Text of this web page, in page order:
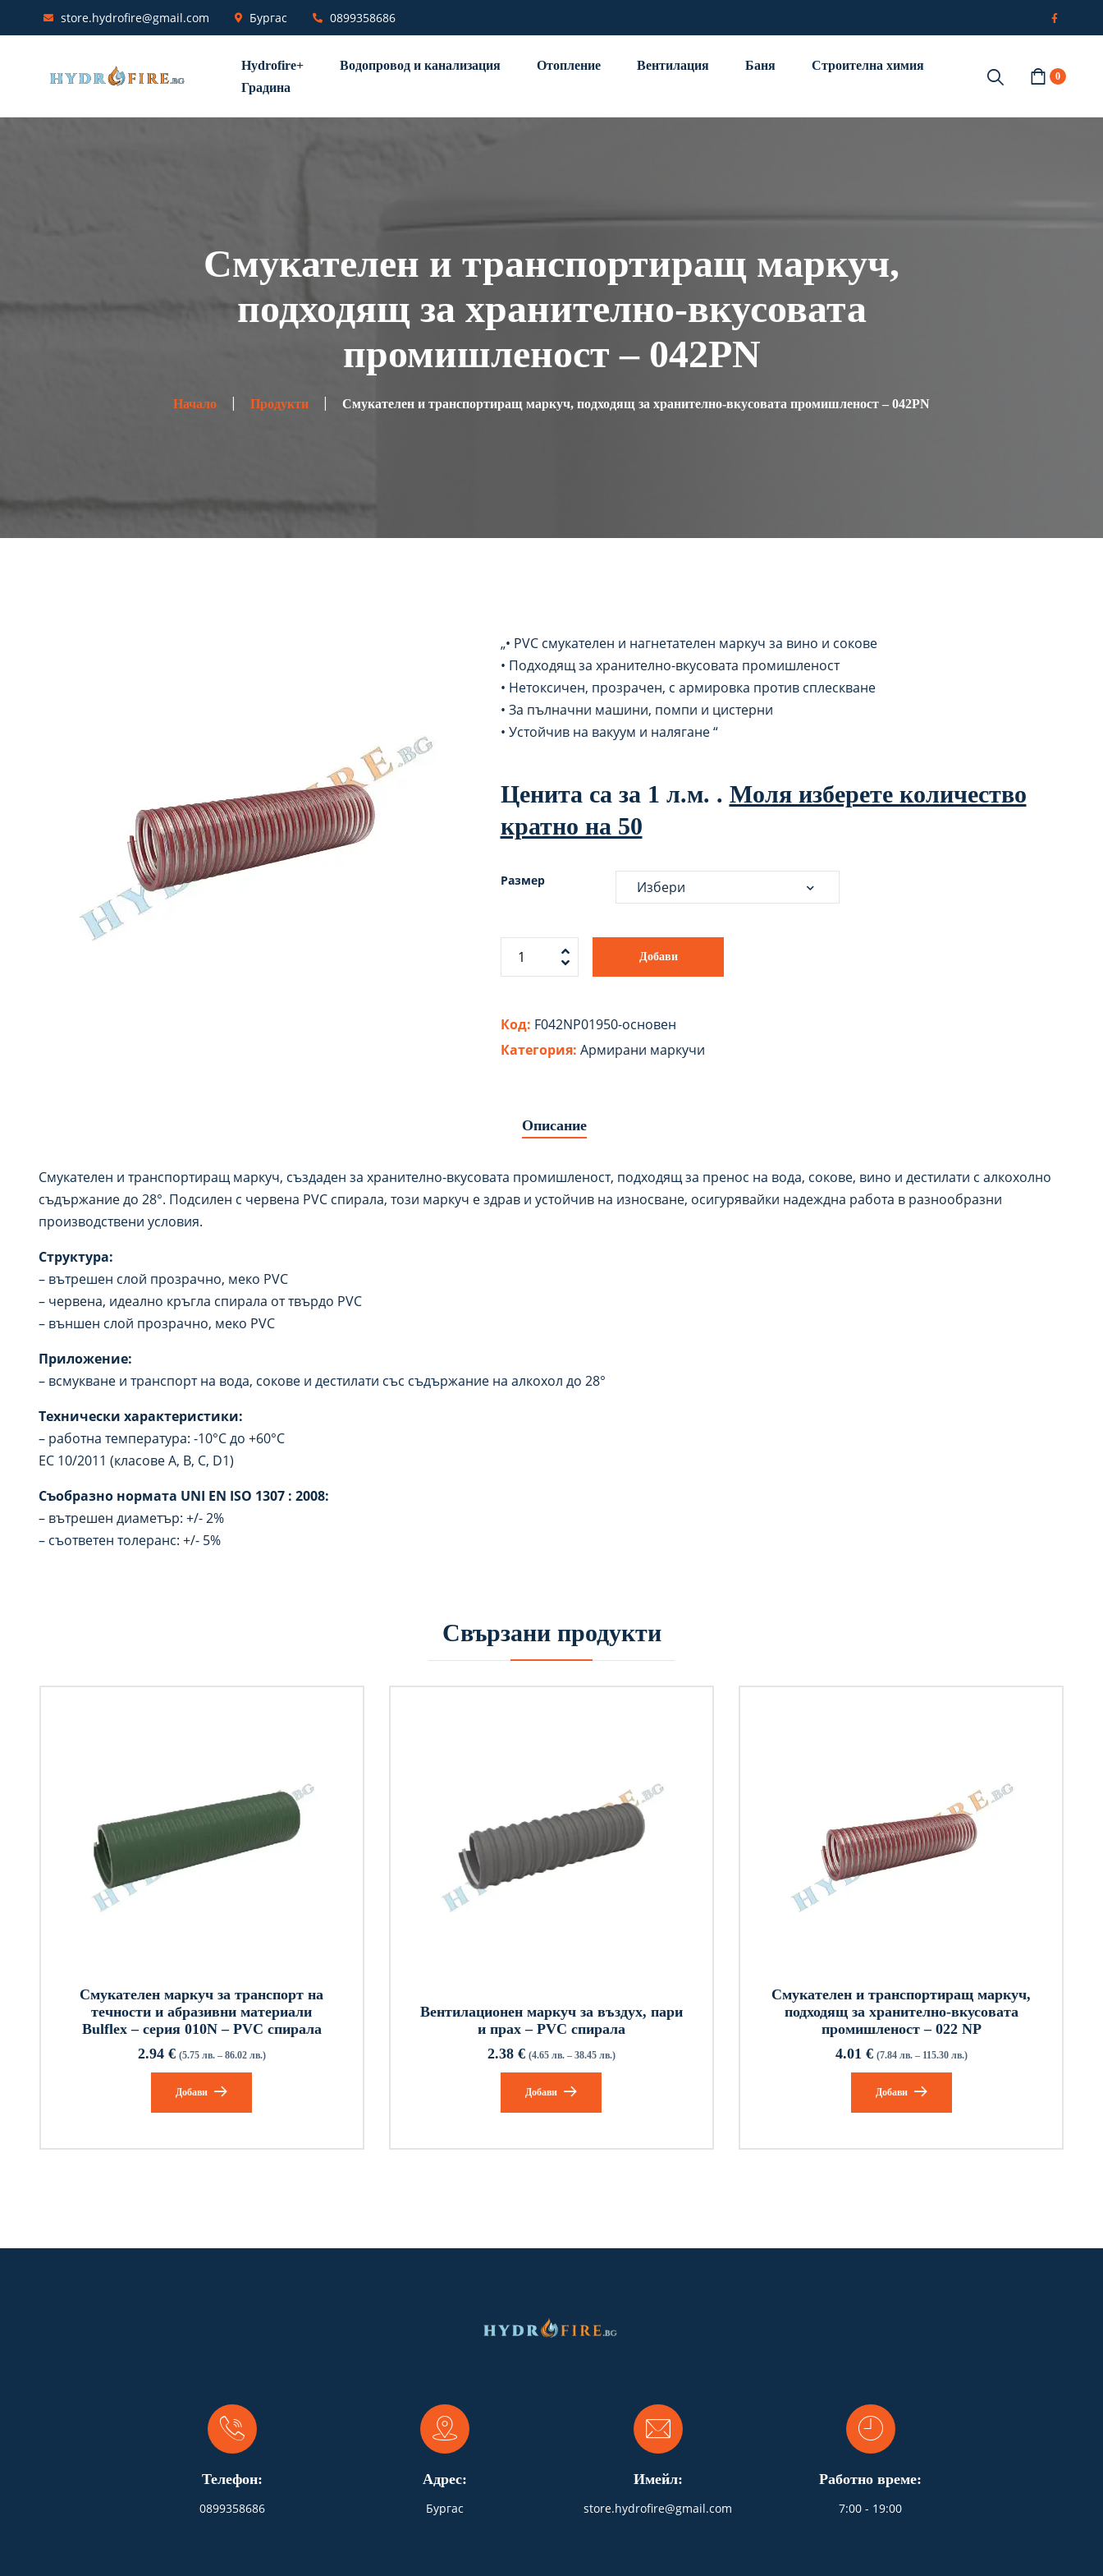
store.hydrofire@gmail.com Бургас 0899358686
Hydrofire+ Водопровод и канализация Отопление Вентилация Баня
Строителна химия
Градина
0
Смукателен и транспортиращ маркуч,
подходящ за хранително-вкусовата
промишленост – 042PN
Начало Продукти Смукателен и транспортиращ маркуч, подходящ за хранително-вкусовата промишленост – 042PN
„• PVC смукателен и нагнетателен маркуч за вино и сокове
• Подходящ за хранително-вкусовата промишленост
• Нетоксичен, прозрачен, с армировка против сплескване
• За пълначни машини, помпи и цистерни
• Устойчив на вакуум и налягане “
Ценита са за 1 л.м. . Моля изберете количество
кратно на 50
Размер
Добави
Код: F042NP01950-основен
Категория: Армирани маркучи
Описание
Смукателен и транспортиращ маркуч, създаден за хранително-вкусовата промишленост, подходящ за пренос на вода, сокове, вино и дестилати с алкохолно
съдържание до 28°. Подсилен с червена PVC спирала, този маркуч е здрав и устойчив на износване, осигурявайки надеждна работа в разнообразни
производствени условия.
Структура:
– вътрешен слой прозрачно, меко PVC
– червена, идеално кръгла спирала от твърдо PVC
– външен слой прозрачно, меко PVC
Приложение:
– всмукване и транспорт на вода, сокове и дестилати със съдържание на алкохол до 28°
Технически характеристики:
– работна температура: -10°C до +60°C
ЕС 10/2011 (класове A, B, C, D1)
Съобразно нормата UNI EN ISO 1307 : 2008:
– вътрешен диаметър: +/- 2%
– съответен толеранс: +/- 5%
Свързани продукти
Смукателен маркуч за транспорт на
течности и абразивни материали
Bulflex – серия 010N – PVC спирала
2.94 € (5.75 лв. – 86.02 лв.)
Добави
Вентилационен маркуч за въздух, пари
и прах – PVC спирала
2.38 € (4.65 лв. – 38.45 лв.)
Добави
Смукателен и транспортиращ маркуч,
подходящ за хранително-вкусовата
промишленост – 022 NP
4.01 € (7.84 лв. – 115.30 лв.)
Добави
Телефон:
0899358686
Адрес:
Бургас
Имейл:
store.hydrofire@gmail.com
Работно време:
7:00 - 19:00